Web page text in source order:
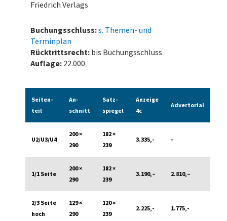
Friedrich Verlags
Buchungsschluss:s. Themen- und
Terminplan
Rücktrittsrecht: bis Buchungsschluss
Auflage: 22.000
Seiten­
teil
An­
schnitt
Satz­
spiegel
Anzeige
4c
Advertorial
U2/U3/U4
200 ×
290
182 ×
239
3.335,- -
1/1 Seite
200 ×
290
182 ×
239
3.190,– 2.810,–
2/3 Seite
hoch
129 ×
290
120 ×
239
2.225,- 1.775,-